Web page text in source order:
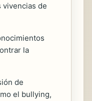
vivencias de
la
de
el bullying,